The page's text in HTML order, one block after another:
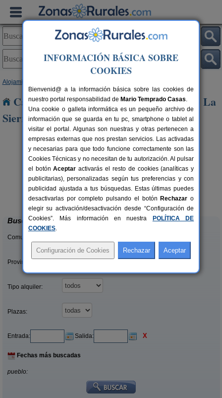
Alojamientos
Casas Rurales cerca de Monterrubio de La
Sierra
7+1 pers.
desde14 €
Rincón de Águeda
Águeda del Caudillo (Salamanca)
Buscar
Comunidades:
Provincias/Islas:
Tipo alquiler:
Plazas:
Entrada: Salida: X
Fechas más buscadas
pueblo:
INFORMACIÓN BÁSICA SOBRE
COOKIES
Bienvenid@ a la información básica sobre las cookies de
nuestro portal responsabilidad de Mario Temprado Casas.
Una cookie o galleta informática es un pequeño archivo de
información que se guarda en tu pc, smartphone o tablet al
visitar el portal. Algunas son nuestras y otras pertenecen a
empresas externas que nos prestan servicios. Las activadas
y necesarias para que todo funcione correctamente son las
Cookies Técnicas y no necesitan de tu autorización. Al pulsar
el botónAceptar activarás el resto de cookies (analíticas y
publicitarias), personalizadas según tus preferencias y con
publicidad ajustada a tus búsquedas. Estas últimas puedes
desactivarlas por completo pulsando el botón Rechazar o
elegir su activación/desactivación desde “Configuración de
Cookies”. Más información en nuestra
POLÍTICA DE
COOKIES.